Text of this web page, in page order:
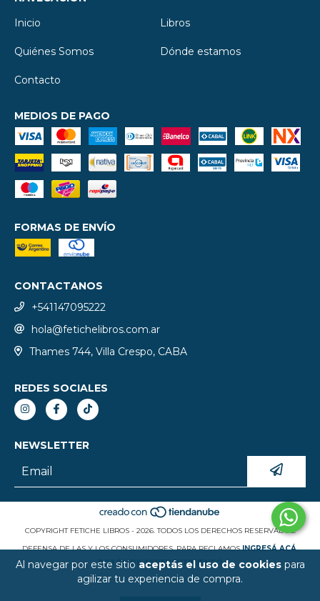
Al navegar por este sitio aceptás el uso de cookiespara
agilizar tu experiencia de compra.
Inicio
Libros
Quiénes Somos Dónde estamos
Contacto
MEDIOS DE PAGO
FORMAS DE ENVÍO
CONTACTANOS
+541147095222
hola@fetichelibros.com.ar
Thames 744, Villa Crespo, CABA
REDES SOCIALES
NEWSLETTER
COPYRIGHT FETICHE LIBROS - 2026. TODOS LOS DERECHOS RESERVADOS.
DEFENSA DE LAS Y LOS CONSUMIDORES. PARA RECLAMOS INGRESÁ ACÁ.
BOTÓN DE ARREPENTIMIENTO